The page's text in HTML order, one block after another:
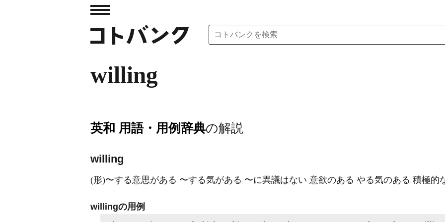
willing
英和 用語・用例辞典の解説
willing
(形)〜する意思がある 〜する気がある 〜に異議はない 意欲のある やる気のある 積極的
willingの用例